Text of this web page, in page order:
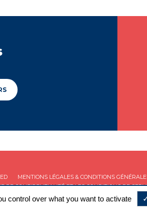
MENTIONS LÉGALES & CONDITIONS
DE CONFIDENTIALITÉET LESCONDITIONS DE
control over what you want to activate